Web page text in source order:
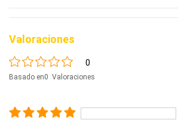
Valoraciones
0
Basado en0 Valoraciones